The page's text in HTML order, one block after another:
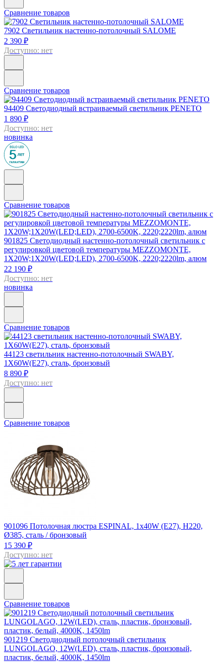
Сравнение товаров
7902 Светильник настенно-потолочный SALOME
2 390 ₽
Доступно: нет
Сравнение товаров
94409 Светодиодный встраиваемый светильник PENETO
1 890 ₽
Доступно: нет
новинка
Сравнение товаров
901825 Светодиодный настенно-потолочный светильник с
регулировкой цветовой температуры MEZZOMONTE,
1X20W;1X20W(LED;LED), 2700-6500K, 2220;2220lm, алюм
22 190 ₽
Доступно: нет
новинка
Сравнение товаров
44123 светильник настенно-потолочный SWABY,
1X60W(E27), сталь, бронзовый
8 890 ₽
Доступно: нет
Сравнение товаров
901096 Потолочная люстра ESPINAL, 1х40W (E27), H220,
Ø385, сталь / бронзовый
15 390 ₽
Доступно: нет
Сравнение товаров
901219 Светодиодный потолочный светильник
LUNGOLAGO, 12W(LED), сталь, пластик, бронзовый,
пластик, белый, 4000K, 1450lm